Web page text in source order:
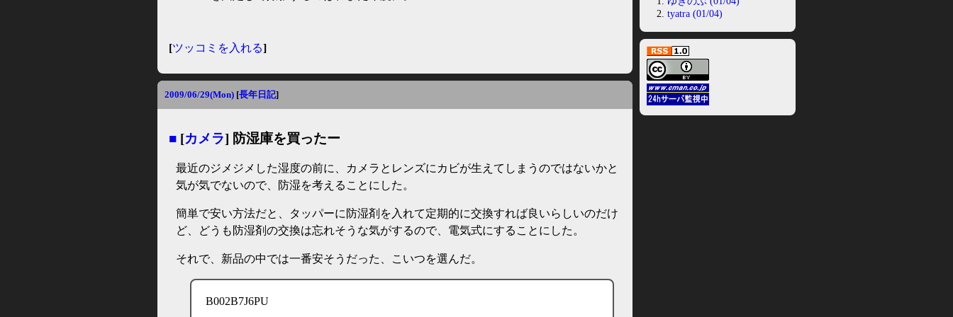
[ツッコミを入れる]
2009/06/29(Mon) [長年日記]
■ [カメラ] 防湿庫を買ったー
最近のジメジメした湿度の前に、カメラとレンズにカビが生えてしまうのではないかと
気が気でないので、防湿を考えることにした。
簡単で安い方法だと、タッパーに防湿剤を入れて定期的に交換すれば良いらしいのだけ
ど、どうも防湿剤の交換は忘れそうな気がするので、電気式にすることにした。
それで、新品の中では一番安そうだった、こいつを選んだ。
B002B7J6PU
tyatra (01/04)